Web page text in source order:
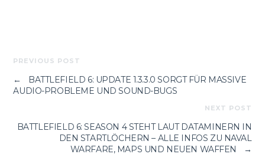
PREVIOUS POST
←
BATTLEFIELD 6: UPDATE 1.3.3.0 SORGT FÜR MASSIVE
AUDIO-PROBLEME UND SOUND-BUGS
NEXT POST
BATTLEFIELD 6: SEASON 4 STEHT LAUT DATAMINERN IN
DEN STARTLÖCHERN – ALLE INFOS ZU NAVAL
WARFARE, MAPS UND NEUEN WAFFEN
→